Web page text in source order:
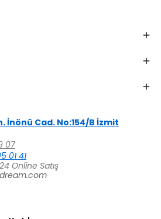
İnönü Cad. No:154/B İzmit
07
01 41
Online Satış